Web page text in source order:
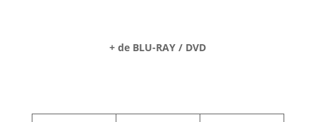
+ de BLU-RAY / DVD